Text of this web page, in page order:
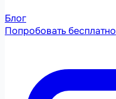
Блог
Попробовать бесплатно